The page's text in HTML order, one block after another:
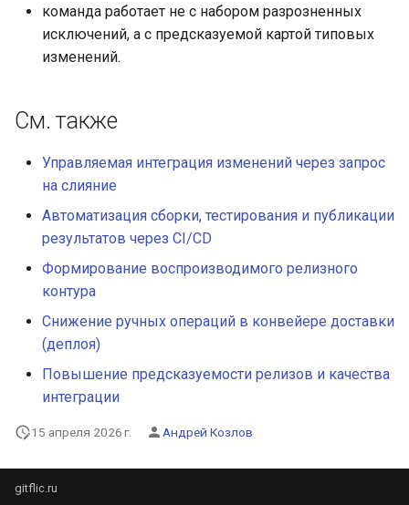
команда работает не с набором разрозненных
исключений, а с предсказуемой картой типовых
изменений.
См. также
Управляемая интеграция изменений через запрос
на слияние
Автоматизация сборки, тестирования и публикации
результатов через CI/CD
Формирование воспроизводимого релизного
контура
Снижение ручных операций в конвейере доставки
(деплоя)
Повышение предсказуемости релизов и качества
интеграции
15 апреля 2026 г. Андрей Козлов
gitflic.ru